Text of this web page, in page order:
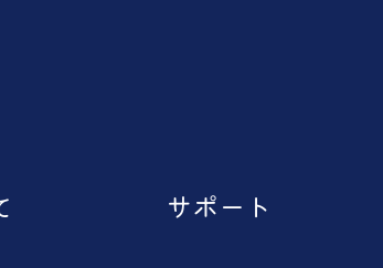
サポート